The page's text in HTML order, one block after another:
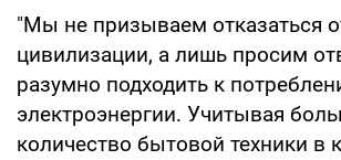
"Мы не призываем отказаться
цивилизации, а лишь просим
разумно подходить к
электроэнергии. Учитывая
количество бытовой техники в